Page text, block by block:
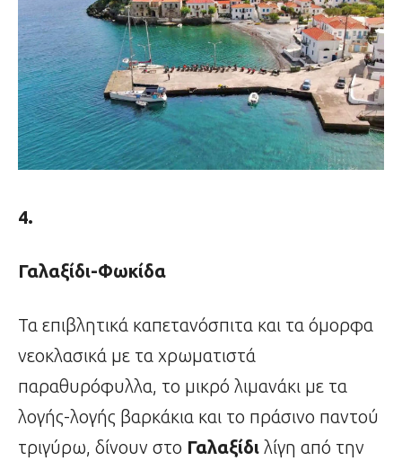
4.
Γαλαξίδι-Φωκίδα
Τα επιβλητικά καπετανόσπιτα και τα όμορφα
νεοκλασικά με τα χρωματιστά
παραθυρόφυλλα, το μικρό λιμανάκι με τα
λογής-λογής βαρκάκια και το πράσινο παντού
τριγύρω, δίνουν στο Γαλαξίδι λίγη από την